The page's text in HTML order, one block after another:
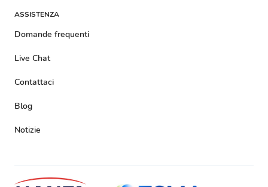
ASSISTENZA
Domande frequenti
Live Chat
Contattaci
Blog
Notizie